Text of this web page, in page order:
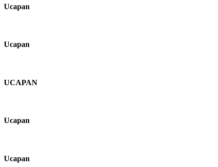
Ucapan
Ucapan
UCAPAN
Ucapan
Ucapan